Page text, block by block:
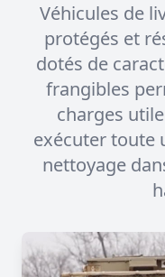
Véhicules de
protégés et
dotés de
frangibles
charges
exécuter toute
nettoyage